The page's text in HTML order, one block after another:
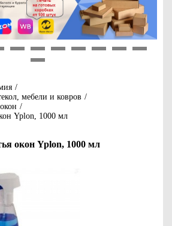
/
мебели и ковров /
/
Yplon, 1000 мл
окон Yplon, 1000 мл